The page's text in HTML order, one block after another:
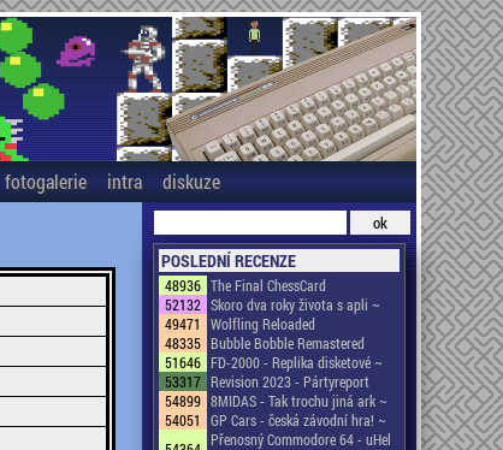
fotogalerie intra diskuze
POSLEDNÍ RECENZE
48936 The Final ChessCard
52132 Skoro dva roky života s apli ~
49471
Wolfling Reloaded
48335 Bubble Bobble Remastered
51646 FD-2000 - Replika disketové ~
53317 Revision 2023 - Pártyreport
54899 8MIDAS - Tak trochu jiná ark ~
54051
GP Cars - česká závodní hra! ~
Přenosný Commodore 64 - uHel